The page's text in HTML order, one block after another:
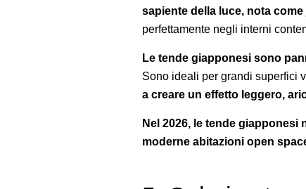
sapiente della luce, nota come
perfettamente negli interni
Le tende giapponesi sono
Sono ideali per grandi superfici
a creare un effetto leggero,
Nel 2026, le tende
moderne abitazioni open